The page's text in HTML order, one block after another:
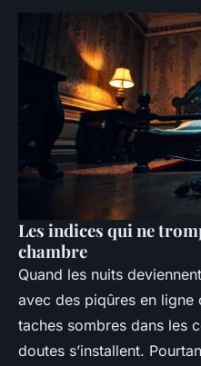
Les indices qui ne
chambre
Quand les nuits
avec des piqûres en ligne
taches sombres dans les
doutes s’installent.